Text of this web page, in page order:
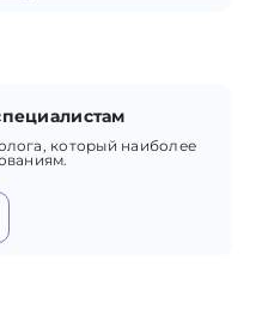
который наиболее